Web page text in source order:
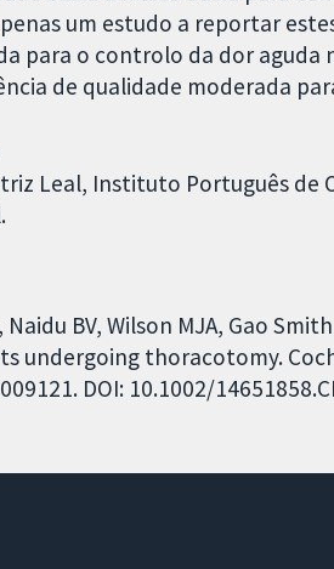
um estudo a reportar
para o controlo da dor
de qualidade moderada
Leal, Instituto Português de
Naidu BV, Wilson MJA, Gao
undergoing thoracotomy.
DOI: 10.1002/